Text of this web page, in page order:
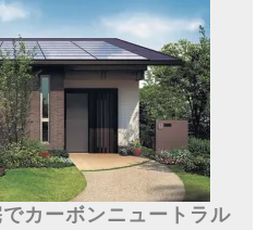
カーボンニュートラル